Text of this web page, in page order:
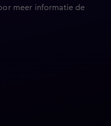
meer informatie de